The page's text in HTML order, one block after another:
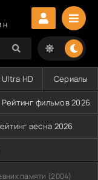
HD Сериалы
Рейтинг фильмов 2026
весна 2026
памяти (2004)